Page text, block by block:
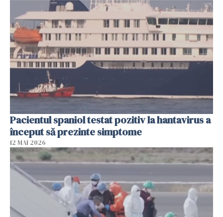
Pacientul spaniol testat pozitiv la hantavirus a
început să prezinte simptome
12 MAI 2026